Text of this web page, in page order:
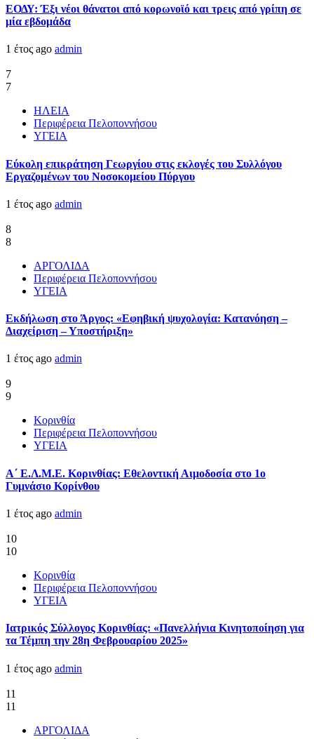
ΕΟΔΥ: Έξι νέοι θάνατοι από κορωνοϊό και τρεις από γρίπη σε
μία εβδομάδα
1 έτος ago admin
7
7
ΗΛΕΙΑ
Περιφέρεια Πελοποννήσου
ΥΓΕΙΑ
Εύκολη επικράτηση Γεωργίου στις εκλογές του Συλλόγου
Εργαζομένων του Νοσοκομείου Πύργου
1 έτος ago admin
8
8
ΑΡΓΟΛΙΔΑ
Περιφέρεια Πελοποννήσου
ΥΓΕΙΑ
Εκδήλωση στο Άργος: «Εφηβική ψυχολογία: Κατανόηση –
Διαχείριση – Υποστήριξη»
1 έτος ago admin
9
9
Κορινθία
Περιφέρεια Πελοποννήσου
ΥΓΕΙΑ
Α΄ Ε.Λ.Μ.Ε. Κορινθίας: Εθελοντική Αιμοδοσία στο 1ο
Γυμνάσιο Κορίνθου
1 έτος ago admin
10
10
Κορινθία
Περιφέρεια Πελοποννήσου
ΥΓΕΙΑ
Ιατρικός Σύλλογος Κορινθίας: «Πανελλήνια Κινητοποίηση για
τα Τέμπη την 28η Φεβρουαρίου 2025»
1 έτος ago admin
11
11
ΑΡΓΟΛΙΔΑ